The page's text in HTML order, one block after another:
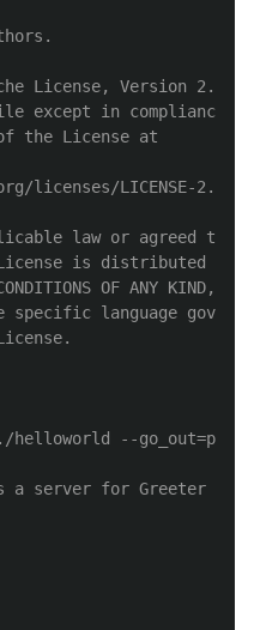
License, Version 2.0
except in compliance
the License at
licenses/LICENSE-2.0
law or agreed to
is distributed on
CONDITIONS OF ANY
language
--
a server for Greeter